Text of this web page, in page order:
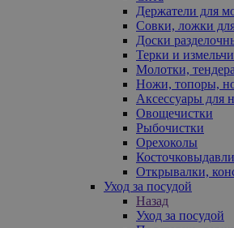
Держатели для
Совки, ложки
Доски
Терки и
Молотки,
Ножи, топоры,
Аксессуары для
Овощечистки
Рыбочистки
Орехоколы
Открывалки,
Уход за посудой
Назад
Уход за посудой